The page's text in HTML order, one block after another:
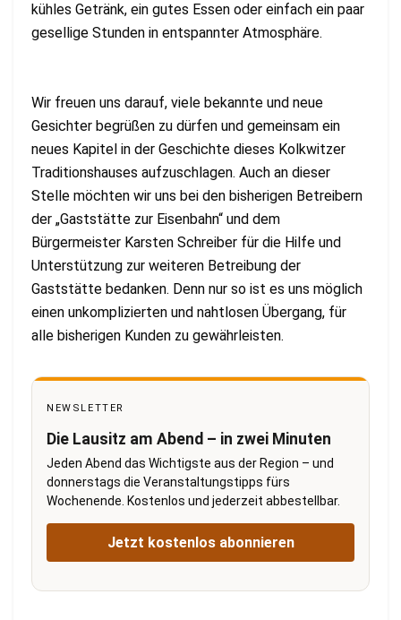
kühles Getränk, ein gutes Essen oder einfach ein paar
gesellige Stunden in entspannter Atmosphäre.
Wir freuen uns darauf, viele bekannte und neue
Gesichter begrüßen zu dürfen und gemeinsam ein
neues Kapitel in der Geschichte dieses Kolkwitzer
Traditionshauses aufzuschlagen. Auch an dieser
Stelle möchten wir uns bei den bisherigen Betreibern
der „Gaststätte zur Eisenbahn“ und dem
Bürgermeister Karsten Schreiber für die Hilfe und
Unterstützung zur weiteren Betreibung der
Gaststätte bedanken. Denn nur so ist es uns möglich
einen unkomplizierten und nahtlosen Übergang, für
alle bisherigen Kunden zu gewährleisten.
NEWSLETTER
Die Lausitz am Abend – in zwei Minuten
Jeden Abend das Wichtigste aus der Region – und
donnerstags die Veranstaltungstipps fürs
Wochenende. Kostenlos und jederzeit abbestellbar.
Jetzt kostenlos abonnieren